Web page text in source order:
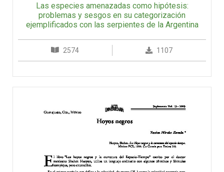
Las especies amenazadas como hipótesis:
problemas y sesgos en su categorización
ejemplificados con las serpientes de la Argentina
2574 1107